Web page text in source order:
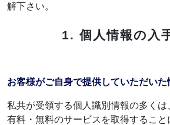
解下さい。
1. 個人情報の入
お客様がご自身で提供していただいた
私共が受領する個人識別情報の多く
有料・無料のサービスを取得するこ